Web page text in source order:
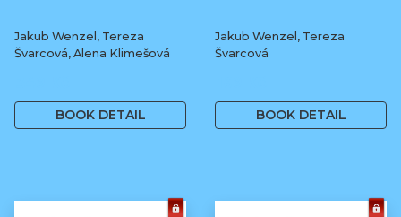
Jakub Wenzel, Tereza
Švarcová, Alena Klimešová
BOOK DETAIL
Jakub Wenzel, Tereza
Švarcová
BOOK DETAIL